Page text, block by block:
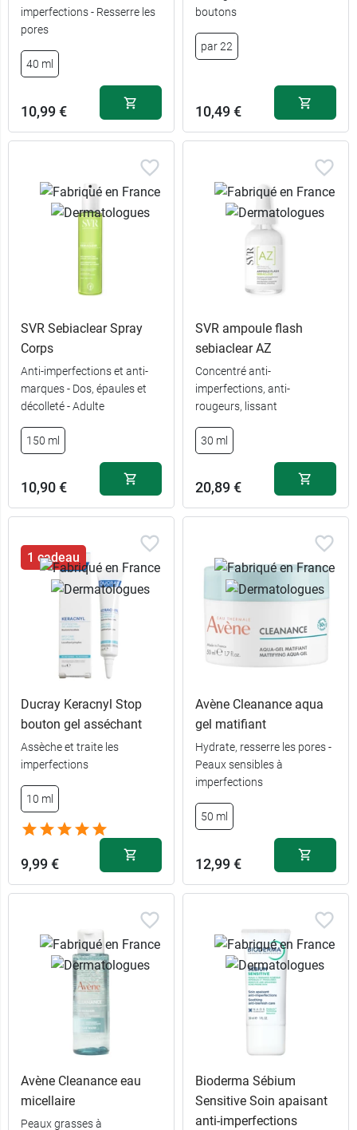
30 ml + soin
offert
12,99 €
imperfections - Resserre les
pores
40 ml
10,99 €
boutons
par 22
10,49 €
SVR Sebiaclear Spray
Corps
Anti-imperfections et anti-
marques - Dos, épaules et
décolleté - Adulte
150 ml
10,90 €
SVR ampoule flash
sebiaclear AZ
Concentré anti-
imperfections, anti-
rougeurs, lissant
30 ml
20,89 €
1 cadeau
Ducray Keracnyl Stop
bouton gel asséchant
Assèche et traite les
imperfections
10 ml
9,99 €
Avène Cleanance aqua
gel matifiant
Hydrate, resserre les pores -
Peaux sensibles à
imperfections
50 ml
12,99 €
Avène Cleanance eau
micellaire
Peaux grasses à
Bioderma Sébium
Sensitive Soin apaisant
anti-imperfections